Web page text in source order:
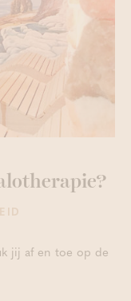
jij af en toe op de